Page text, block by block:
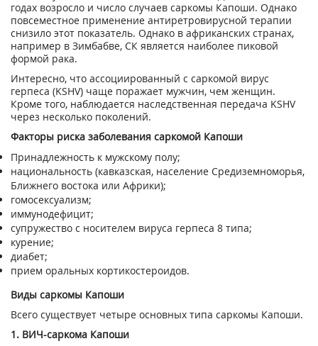
годах возросло и число случаев саркомы Капоши. Однако
повсеместное применение антиретровирусной терапии
снизило этот показатель. Однако в африканских странах,
например в Зимбабве, СК является наиболее пиковой
формой рака.
Интересно, что ассоциированный с саркомой вирус
герпеса (KSHV) чаще поражает мужчин, чем женщин.
Кроме того, наблюдается наследственная передача KSHV
через несколько поколений.
Факторы риска заболевания саркомой Капоши
Принадлежность к мужскому полу;
национальность (кавказская, население Средиземноморья,
Ближнего востока или Африки);
гомосексуализм;
иммунодефицит;
супружество с носителем вируса герпеса 8 типа;
курение;
диабет;
прием оральных кортикостероидов.
Виды саркомы Капоши
Всего существует четыре основных типа саркомы Капоши.
1. ВИЧ-саркома Капоши